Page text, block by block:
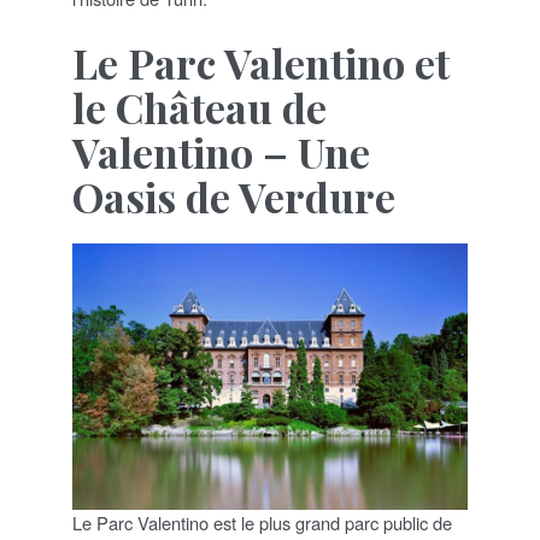
Le Parc Valentino et
le Château de
Valentino – Une
Oasis de Verdure
Le Parc Valentino est le plus grand parc public de